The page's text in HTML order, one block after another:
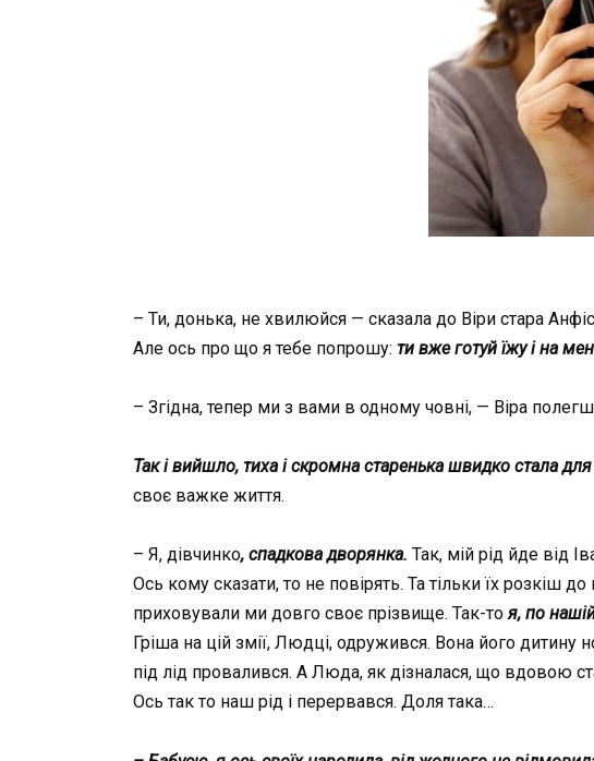
– Ти, донька, не хвилюйся — сказала до Віри стара
Але ось про що я тебе попрошу: ти вже готуй їжу і на
– Згідна, тепер ми з вами в одному човні, — Віра
Так і вийшло, тиха і скромна старенька швидко стала
своє важке життя.
– Я, дівчинко, спадкова дворянка. Так, мій рід йде від
Ось кому сказати, то не повірять. Та тільки їх розкіш до
приховували ми довго своє прізвище. Так-тоя, по
Гріша на цій змії, Людці, одружився. Вона його дитину
під лід провалився. А Люда, як дізналася, що вдовою
Ось так то наш рід і перервався. Доля така…